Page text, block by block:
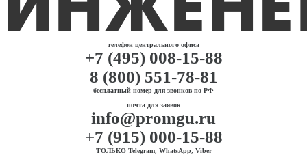
телефон центрального офиса
+7 (495) 008-15-88
8 (800) 551-78-81
бесплатный номер для звонков по РФ
почта для заявок
info@promgu.ru
+7 (915) 000-15-88
ТОЛЬКО Telegram, WhatsApp, Viber